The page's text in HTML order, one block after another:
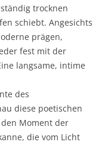
trocknen
schiebt. Angesichts
prägen,
fest mit der
langsame, intime
des
diese poetischen
Moment der
die vom Licht